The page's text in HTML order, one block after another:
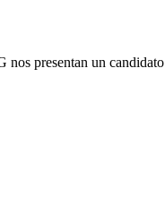
nos presentan un candidato